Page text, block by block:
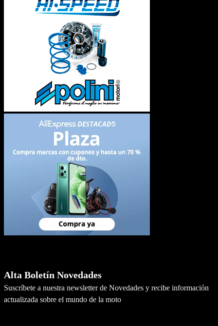
Alta Boletín Novedades
Suscríbete a nuestra newsletter de Novedades y recibe información
actualizada sobre el mundo de la moto